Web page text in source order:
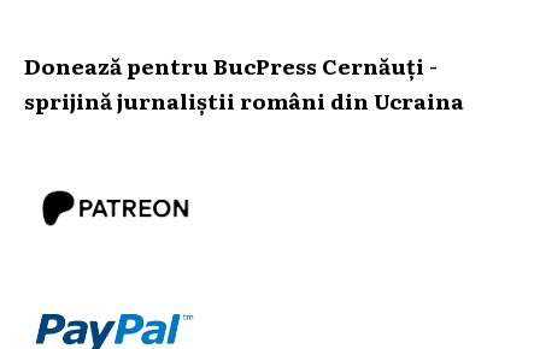
Donează pentru BucPress Cernăuți -
sprijină jurnaliștii români din Ucraina